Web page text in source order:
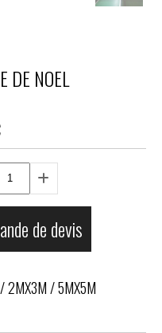
DE NOEL
de devis
2MX3M / 5MX5M